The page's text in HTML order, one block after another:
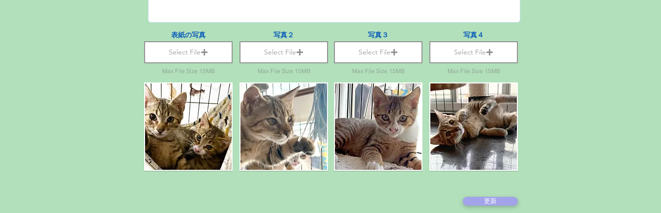
表紙の写真
Select File
Max File Size 15MB
写真２
Select File
Max File Size 15MB
写真３
Select File
Max File Size 15MB
写真４
Select File
Max File Size 15MB
更新